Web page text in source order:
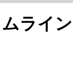
ライ